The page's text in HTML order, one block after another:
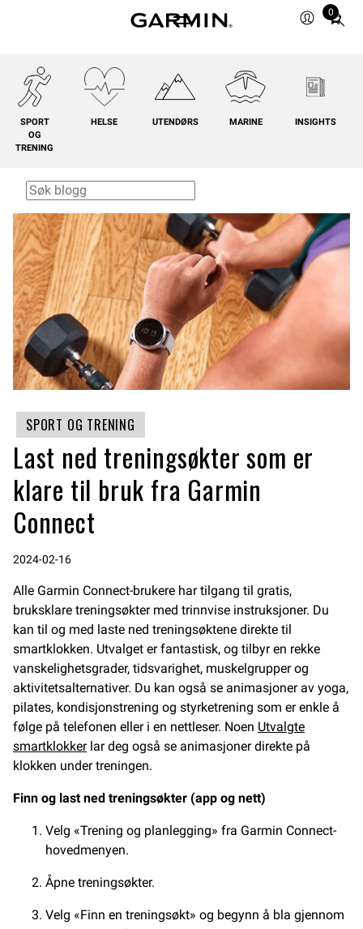
0
Total
0
SPORT
OG
TRENING
HELSE UTENDØRS MARINE INSIGHTS
SPORT OG TRENING
Last ned treningsøkter som er
klare til bruk fra Garmin
Connect
2024-02-16
Alle Garmin Connect-brukere har tilgang til gratis,
bruksklare treningsøkter med trinnvise instruksjoner. Du
kan til og med laste ned treningsøktene direkte til
smartklokken. Utvalget er fantastisk, og tilbyr en rekke
vanskelighetsgrader, tidsvarighet, muskelgrupper og
aktivitetsalternativer. Du kan også se animasjoner av yoga,
pilates, kondisjonstrening og styrketrening som er enkle å
følge på telefonen eller i en nettleser. Noen Utvalgte
smartklokkerlar deg også se animasjoner direkte på
klokken under treningen.
Finn og last ned treningsøkter (app og nett)
Velg «Trening og planlegging» fra Garmin Connect-
hovedmenyen.
Åpne treningsøkter.
Velg «Finn en treningsøkt» og begynn å bla gjennom